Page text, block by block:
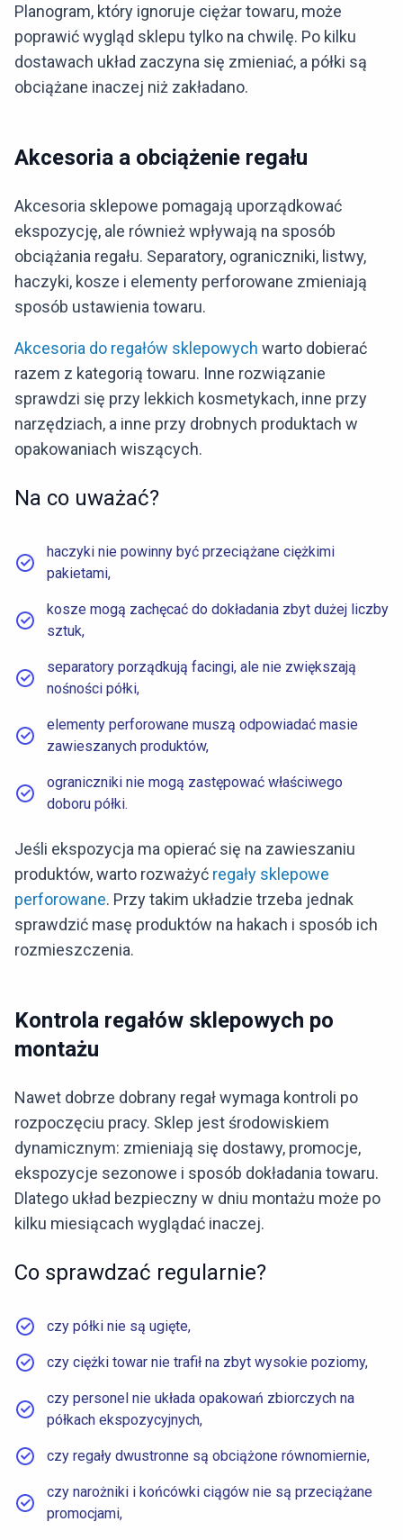
Planogram, który ignoruje ciężar towaru, może
poprawić wygląd sklepu tylko na chwilę. Po kilku
dostawach układ zaczyna się zmieniać, a półki są
obciążane inaczej niż zakładano.
Akcesoria a obciążenie regału
Akcesoria sklepowe pomagają uporządkować
ekspozycję, ale również wpływają na sposób
obciążania regału. Separatory, ograniczniki, listwy,
haczyki, kosze i elementy perforowane zmieniają
sposób ustawienia towaru.
Akcesoria do regałów sklepowych warto dobierać
razem z kategorią towaru. Inne rozwiązanie
sprawdzi się przy lekkich kosmetykach, inne przy
narzędziach, a inne przy drobnych produktach w
opakowaniach wiszących.
Na co uważać?
haczyki nie powinny być przeciążane ciężkimi
pakietami,
kosze mogą zachęcać do dokładania zbyt dużej liczby
sztuk,
separatory porządkują facingi, ale nie zwiększają
nośności półki,
elementy perforowane muszą odpowiadać masie
zawieszanych produktów,
ograniczniki nie mogą zastępować właściwego
doboru półki.
Jeśli ekspozycja ma opierać się na zawieszaniu
produktów, warto rozważyć regały sklepowe
perforowane. Przy takim układzie trzeba jednak
sprawdzić masę produktów na hakach i sposób ich
rozmieszczenia.
Kontrola regałów sklepowych po
montażu
Nawet dobrze dobrany regał wymaga kontroli po
rozpoczęciu pracy. Sklep jest środowiskiem
dynamicznym: zmieniają się dostawy, promocje,
ekspozycje sezonowe i sposób dokładania towaru.
Dlatego układ bezpieczny w dniu montażu może po
kilku miesiącach wyglądać inaczej.
Co sprawdzać regularnie?
czy półki nie są ugięte,
czy ciężki towar nie trafił na zbyt wysokie poziomy,
czy personel nie układa opakowań zbiorczych na
półkach ekspozycyjnych,
czy regały dwustronne są obciążone równomiernie,
czy narożniki i końcówki ciągów nie są przeciążane
promocjami,